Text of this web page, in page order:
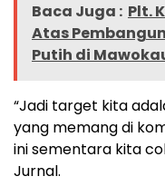
Baca Juga : Plt.
Atas
Putih di
“Jadi target kita
yang memang di
ini sementara kita
Jurnal.